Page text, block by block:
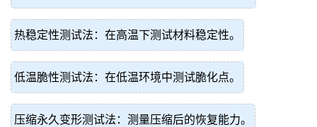
热稳定性测试法：在高温下测试材料稳定性。
低温脆性测试法：在低温环境中测试脆化点。
压缩永久变形测试法：测量压缩后的恢复能力。